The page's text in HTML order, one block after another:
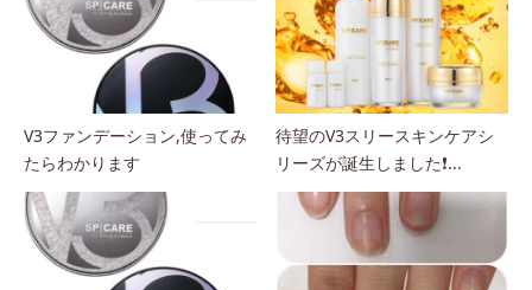
V3ファンデーション,使ってみ
たらわかります
待望のV3スリースキンケアシ
リーズが誕生しました❗...